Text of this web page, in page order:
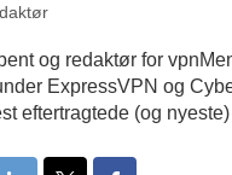
og redaktør for
ExpressVPN og
eftertragtede (og